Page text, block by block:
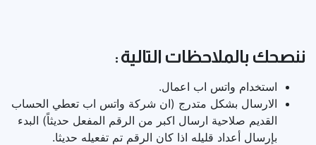
ننصحك بالملاحظات التالية :
استخدام واتس اب اعمال.
الارسال بشكل متدرج (ان شركة واتس اب تعطي الحساب
القديم صلاحية ارسال اكبر من الرقم المفعل حديثاً) البدء
بإرسال أعداد قليله اذا كان الرقم تم تفعيله حديثا.